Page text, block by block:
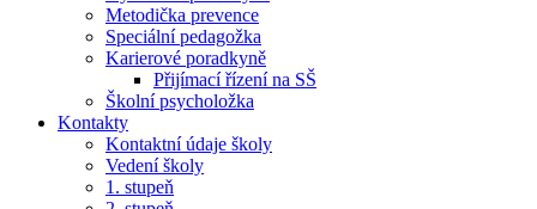
Metodička prevence
Speciální pedagožka
Karierové poradkyně
Přijímací řízení na SŠ
Školní psycholožka
Kontakty
Kontaktní údaje školy
Vedení školy
1. stupeň